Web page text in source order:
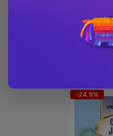
Carti
-24.9%